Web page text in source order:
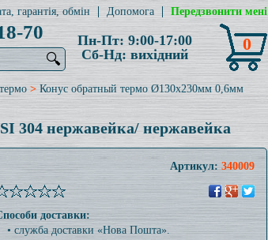
гарантія, обмін Допомога Передзвонити мені
70
🔍
Пн-Пт: 9:00-17:00
Сб-Нд: вихідний
0
> Конус обратный термо Ø130x230мм 0,6мм
304 нержавейка/ нержавейка
Артикул:340009
доставки:
• служба доставки «Нова Пошта».